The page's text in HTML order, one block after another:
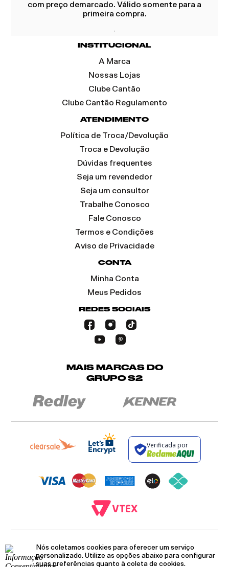
Nós coletamos cookies para oferecer um serviço
personalizado. Utilize as opções abaixo para configurar
suas preferências quanto à coleta de cookies.
com preço demarcado. Válido somente para a
primeira compra.
INSTITUCIONAL
A Marca
Nossas Lojas
Clube Cantão
Clube Cantão Regulamento
ATENDIMENTO
Política de Troca/Devolução
Troca e Devolução
Dúvidas frequentes
Seja um revendedor
Seja um consultor
Trabalhe Conosco
Fale Conosco
Termos e Condições
Aviso de Privacidade
CONTA
Minha Conta
Meus Pedidos
REDES SOCIAIS
MAIS MARCAS DO
GRUPO S2
Verificada por
12.093.445/0002-23
RUA JUMECY RODRIGUES GOMES, 331 - ANEXO 2 - CENTRO - PIRAÍ - RIO DE
JANEIRO. CEP.: 27.175-000